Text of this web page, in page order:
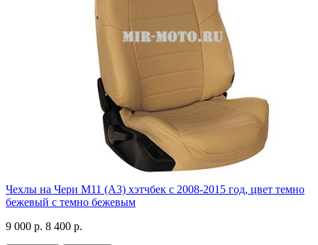
Чехлы на Чери М11 (А3) хэтчбек с 2008-2015 год, цвет темно
бежевый с темно бежевым
9 000 р. 8 400 р.